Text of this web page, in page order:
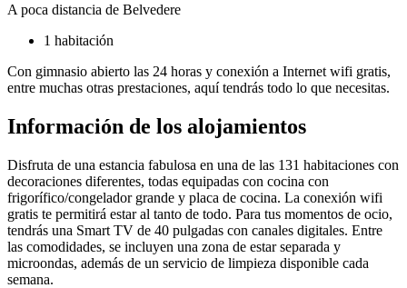
A poca distancia de Belvedere
1 habitación
Con gimnasio abierto las 24 horas y conexión a Internet wifi gratis,
entre muchas otras prestaciones, aquí tendrás todo lo que necesitas.
Información de los alojamientos
Disfruta de una estancia fabulosa en una de las 131 habitaciones con
decoraciones diferentes, todas equipadas con cocina con
frigorífico/congelador grande y placa de cocina. La conexión wifi
gratis te permitirá estar al tanto de todo. Para tus momentos de ocio,
tendrás una Smart TV de 40 pulgadas con canales digitales. Entre
las comodidades, se incluyen una zona de estar separada y
microondas, además de un servicio de limpieza disponible cada
semana.